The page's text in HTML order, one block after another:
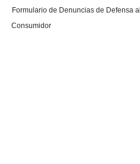
Formulario de Denuncias de Defensa al
Consumidor